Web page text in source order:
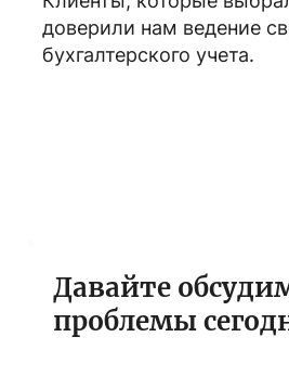
доверили нам ведение
бухгалтерского учета.
Давайте
проблемы